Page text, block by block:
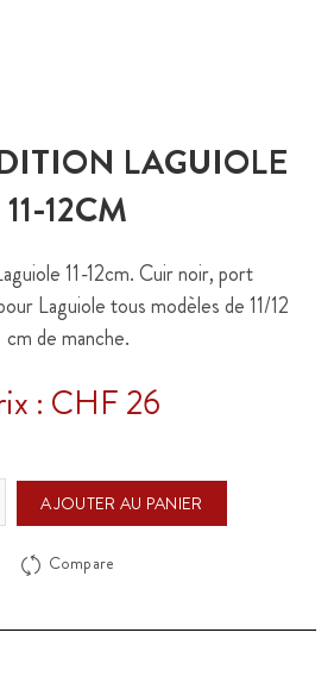
LAGUIOLE
11-12CM
11-12cm. Cuir noir, port
Laguiole tous modèles de 11/12
cm de manche.
: CHF 26
AJOUTER AU PANIER
Compare